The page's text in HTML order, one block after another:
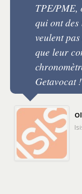
TPE/PME,
qui ont des
veulent
que leur
Getavocat !